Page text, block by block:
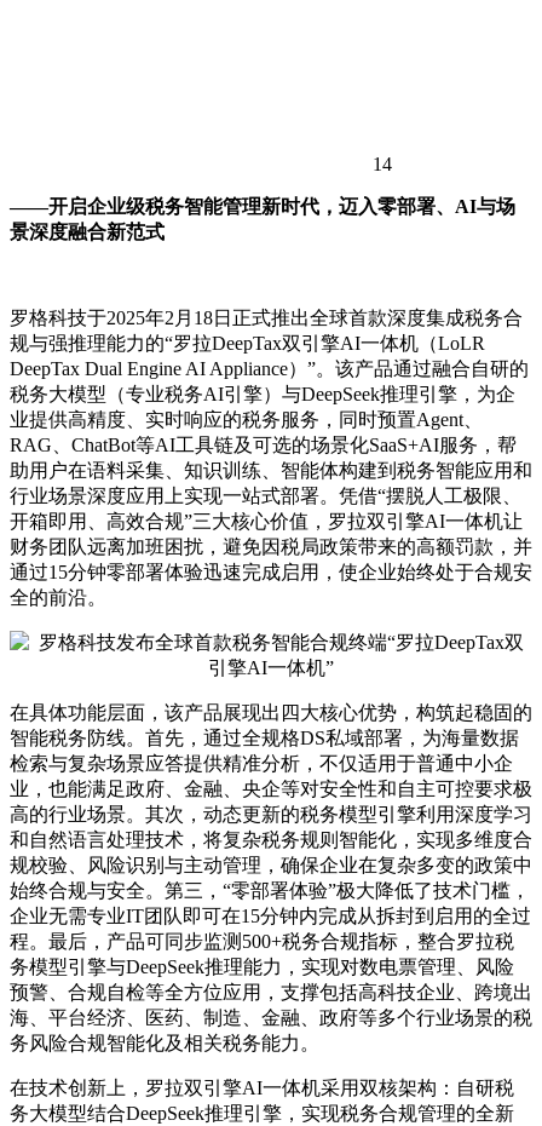
14
——开启企业级税务智能管理新时代，迈入零部署、AI与场
景深度融合新范式
罗格科技于2025年2月18日正式推出全球首款深度集成税务合
规与强推理能力的“罗拉DeepTax双引擎AI一体机（LoLR
DeepTax Dual Engine AI Appliance）”。该产品通过融合自研的
税务大模型（专业税务AI引擎）与DeepSeek推理引擎，为企
业提供高精度、实时响应的税务服务，同时预置Agent、
RAG、ChatBot等AI工具链及可选的场景化SaaS+AI服务，帮
助用户在语料采集、知识训练、智能体构建到税务智能应用和
行业场景深度应用上实现一站式部署。凭借“摆脱人工极限、
开箱即用、高效合规”三大核心价值，罗拉双引擎AI一体机让
财务团队远离加班困扰，避免因税局政策带来的高额罚款，并
通过15分钟零部署体验迅速完成启用，使企业始终处于合规安
全的前沿。
在具体功能层面，该产品展现出四大核心优势，构筑起稳固的
智能税务防线。首先，通过全规格DS私域部署，为海量数据
检索与复杂场景应答提供精准分析，不仅适用于普通中小企
业，也能满足政府、金融、央企等对安全性和自主可控要求极
高的行业场景。其次，动态更新的税务模型引擎利用深度学习
和自然语言处理技术，将复杂税务规则智能化，实现多维度合
规校验、风险识别与主动管理，确保企业在复杂多变的政策中
始终合规与安全。第三，“零部署体验”极大降低了技术门槛，
企业无需专业IT团队即可在15分钟内完成从拆封到启用的全过
程。最后，产品可同步监测500+税务合规指标，整合罗拉税
务模型引擎与DeepSeek推理能力，实现对数电票管理、风险
预警、合规自检等全方位应用，支撑包括高科技企业、跨境出
海、平台经济、医药、制造、金融、政府等多个行业场景的税
务风险合规智能化及相关税务能力。
在技术创新上，罗拉双引擎AI一体机采用双核架构：自研税
务大模型结合DeepSeek推理引擎，实现税务合规管理的全新